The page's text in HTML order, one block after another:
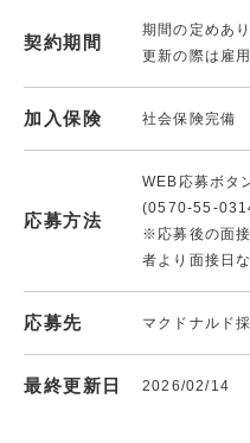
契約期間
期間の定めあ
更新の際は雇
加入保険 社会保険完備
応募方法
WEB応募ボタ
(0570-55-
※応募後の面
者より面接日
応募先 マクドナルド
最終更新日 2026/02/14